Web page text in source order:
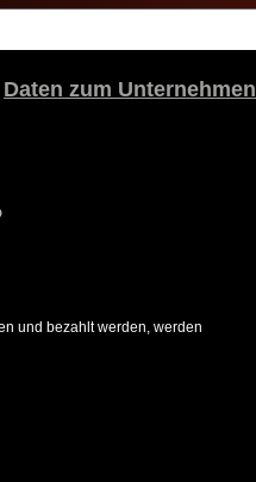
Daten zum Unternehmen
und bezahlt werden, werden